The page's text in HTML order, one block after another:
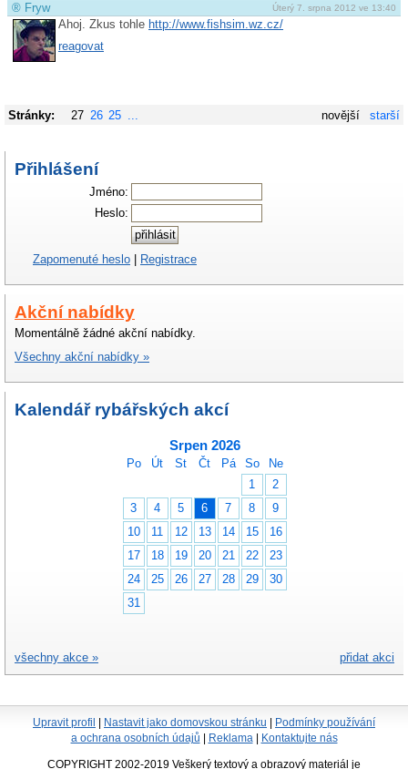
Úterý 7. srpna 2012 ve 13:40
® Fryw
Ahoj. Zkus tohle http://www.fishsim.wz.cz/
reagovat
novější starší
Stránky: 27 26 25
Přihlášení
Jméno:
Heslo:
Zapomenuté heslo | Registrace
Akční nabídky
Momentálně žádné akční nabídky.
Všechny akční nabídky »
Kalendář rybářských akcí
Srpen 2026
Po Út St Čt Pá So
Ne
1
2
3
4 5 6 7 8
9
10
11 12 13 14 15
16
17
18 19 20 21 22
23
24
25 26 27 28 29
30
31
přidat akci
všechny akce »
Upravit profil Nastavit jako domovskou stránku
Podmínky používání
a ochrana osobních údajů
Reklama| Kontaktujte nás
COPYRIGHT 2002-2019 Veškerý textový a obrazový materiál je